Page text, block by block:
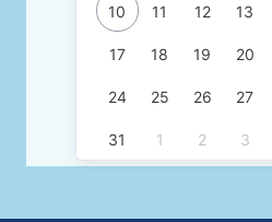
10 11 12 13
17 18 19 20
24 25 26 27
31 1 2 3